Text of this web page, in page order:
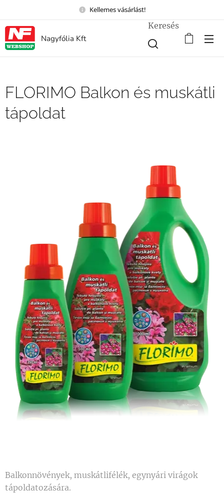
Kellemes vásárlást!
Nagyfólia Kft
Keresés
FLORIMO Balkon és muskátli
tápoldat
Balkonnövények, muskátlifélék, egynyári virágok
tápoldatozására.